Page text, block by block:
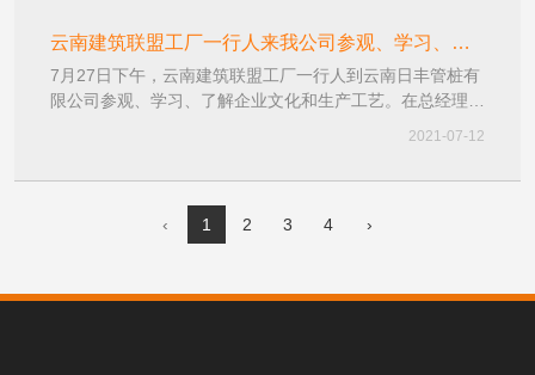
云南建筑联盟工厂一行人来我公司参观、学习、了
解企业文化和生产工艺！
7月27日下午，云南建筑联盟工厂一行人到云南日丰管桩有
限公司参观、学习、了解企业文化和生产工艺。在总经理的
2021-07-12
‹ 1 2 3 4 ›